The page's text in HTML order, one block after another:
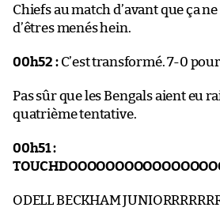
Chiefs au match d’avant que ça
d’êtres menés hein.
00h52 :C’est transformé. 7-0 pour
Pas sûr que les Bengals aient eu
quatrième tentative.
00h51 :
ODELL BECKHAM